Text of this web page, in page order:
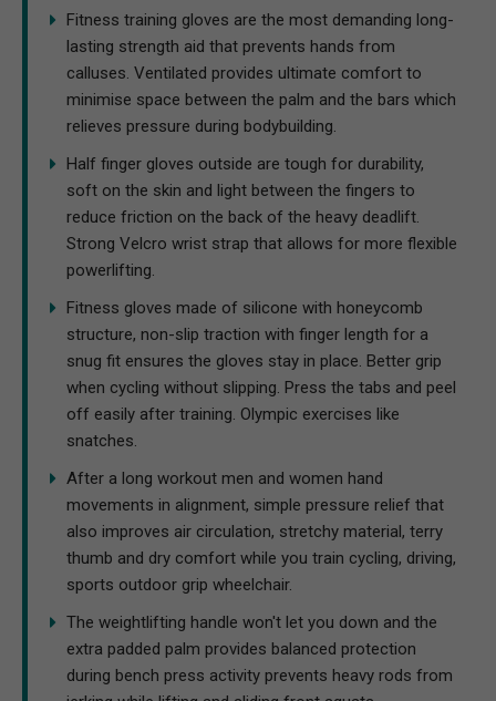
Fitness training gloves are the most demanding long-
lasting strength aid that prevents hands from
calluses. Ventilated provides ultimate comfort to
minimise space between the palm and the bars which
relieves pressure during bodybuilding.
Half finger gloves outside are tough for durability,
soft on the skin and light between the fingers to
reduce friction on the back of the heavy deadlift.
Strong Velcro wrist strap that allows for more flexible
powerlifting.
Fitness gloves made of silicone with honeycomb
structure, non-slip traction with finger length for a
snug fit ensures the gloves stay in place. Better grip
when cycling without slipping. Press the tabs and peel
off easily after training. Olympic exercises like
snatches.
After a long workout men and women hand
movements in alignment, simple pressure relief that
also improves air circulation, stretchy material, terry
thumb and dry comfort while you train cycling, driving,
sports outdoor grip wheelchair.
The weightlifting handle won't let you down and the
extra padded palm provides balanced protection
during bench press activity prevents heavy rods from